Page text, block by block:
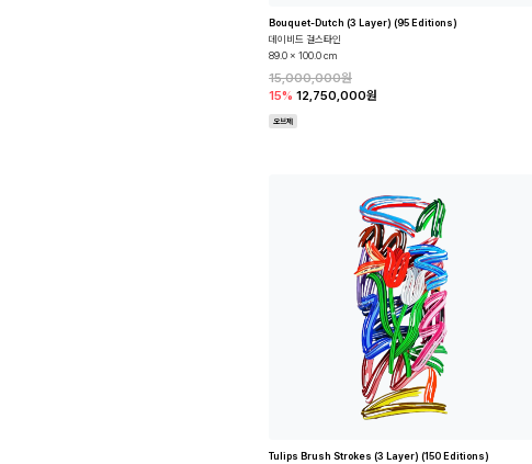
Bouquet-Dutch (3 Layer) (95 Editions)
데이비드 걸스타인
89.0 x 100.0 cm
15,000,000원
15% 12,750,000원
오브제
Tulips Brush Strokes (3 Layer) (150 Editions)